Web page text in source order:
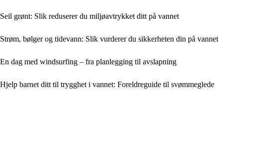
Seil grønt: Slik reduserer du miljøavtrykket ditt på vannet
Strøm, bølger og tidevann: Slik vurderer du sikkerheten din på vannet
En dag med windsurfing – fra planlegging til avslapning
Hjelp barnet ditt til trygghet i vannet: Foreldreguide til svømmeglede